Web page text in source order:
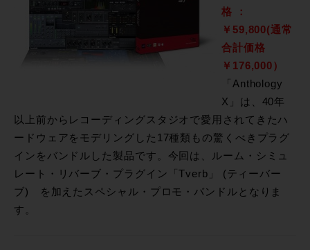
格 ：
￥59,800(通常
合計価格
￥176,000）
「Anthology
X」は、40年
以上前からレコーディングスタジオで愛用されてきたハ
ードウェアをモデリングした17種類もの驚くべきプラグ
インをバンドルした製品です。今回は、ルーム・シミュ
レート・リバーブ・プラグイン「Tverb」 (ティーバー
ブ) を加えたスペシャル・プロモ・バンドルとなりま
す。